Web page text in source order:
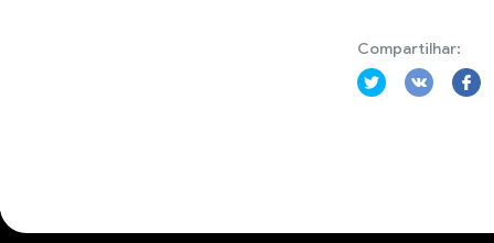
Compartilhar: